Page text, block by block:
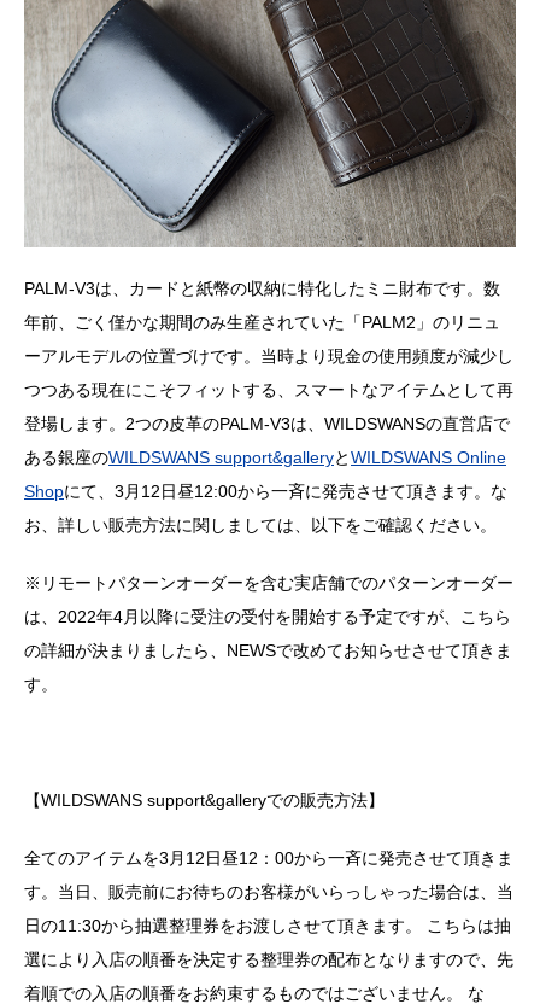
PALM-V3は、カードと紙幣の収納に特化したミニ財布です。数
年前、ごく僅かな期間のみ生産されていた「PALM2」のリニュ
ーアルモデルの位置づけです。当時より現金の使用頻度が減少し
つつある現在にこそフィットする、スマートなアイテムとして再
登場します。2つの皮革のPALM-V3は、WILDSWANSの直営店で
ある銀座のWILDSWANS support&galleryとWILDSWANS Online
Shopにて、3月12日昼12:00から一斉に発売させて頂きます。な
お、詳しい販売方法に関しましては、以下をご確認ください。
※リモートパターンオーダーを含む実店舗でのパターンオーダー
は、2022年4月以降に受注の受付を開始する予定ですが、こちら
の詳細が決まりましたら、NEWSで改めてお知らせさせて頂きま
す。
【WILDSWANS support&galleryでの販売方法】
全てのアイテムを3月12日昼12：00から一斉に発売させて頂きま
す。当日、販売前にお待ちのお客様がいらっしゃった場合は、当
日の11:30から抽選整理券をお渡しさせて頂きます。 こちらは抽
選により入店の順番を決定する整理券の配布となりますので、先
着順での入店の順番をお約束するものではございません。 な